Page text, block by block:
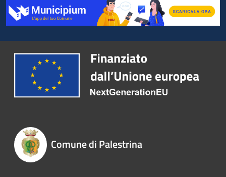
Comune di Palestrina